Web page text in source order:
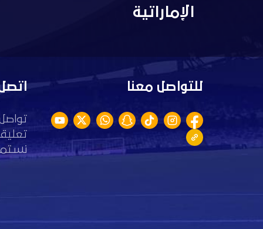
الإماراتية
للتواصل معنا اتصل